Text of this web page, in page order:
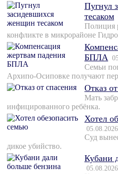
Пугнул
тесаком
Полиция
конфликте в микрорайоне
БПЛА
Семьи
Архипо-Осиповке получают
Отказ
Мать
инфицированного ребёнка.
Хотел
05.08.2026
Суд
дикое убийство.
Кубани
05.08.2026